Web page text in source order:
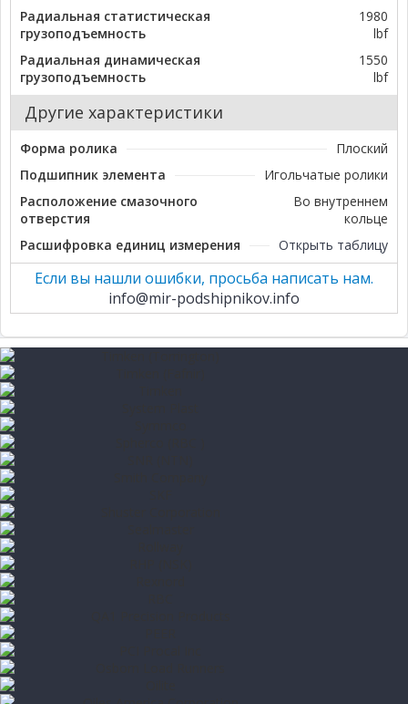
Радиальная статистическая
грузоподъемность
1980
lbf
Радиальная динамическая
грузоподъемность
1550
lbf
Другие характеристики
Форма ролика
Плоский
Подшипник элемента
Игольчатые ролики
Расположение смазочного
отверстия
Во внутреннем
кольце
Расшифровка единиц измерения
Открыть таблицу
Если вы нашли ошибки, просьба написать нам.
info@mir-podshipnikov.info